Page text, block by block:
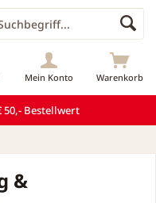
50,- Bestellwert
Warenkorb
Mein Konto
&